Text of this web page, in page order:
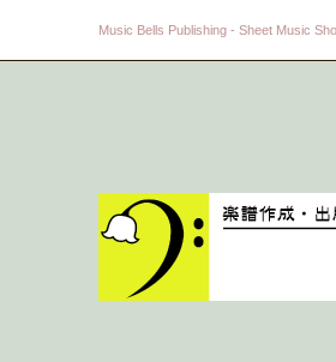
Music Bells Publishing - Sheet Music